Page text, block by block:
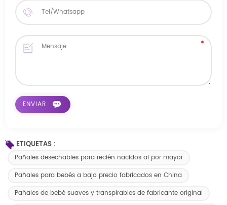
ETIQUETAS :
Pañales desechables para recién nacidos al por mayor
Pañales para bebés a bajo precio fabricados en China
Pañales de bebé suaves y transpirables de fabricante original